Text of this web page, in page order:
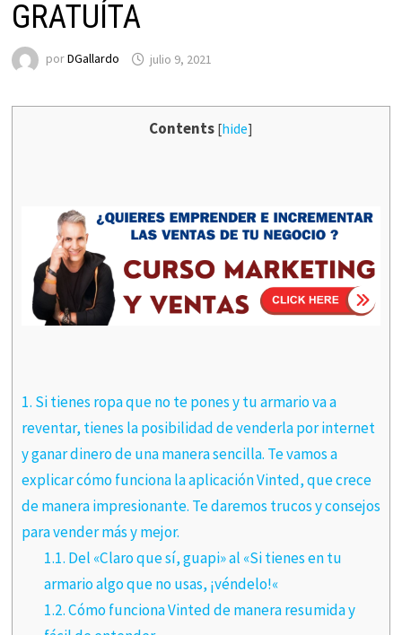
GRATUÍTA
porDGallardo julio 9, 2021
Contents [hide]
1. Si tienes ropa que no te pones y tu armario va a
reventar, tienes la posibilidad de venderla por internet
y ganar dinero de una manera sencilla. Te vamos a
explicar cómo funciona la aplicación Vinted, que crece
de manera impresionante. Te daremos trucos y consejos
para vender más y mejor.
1.1. Del «Claro que sí, guapi» al «Si tienes en tu
armario algo que no usas, ¡véndelo!«
1.2.Cómo funciona Vinted de manera resumida y